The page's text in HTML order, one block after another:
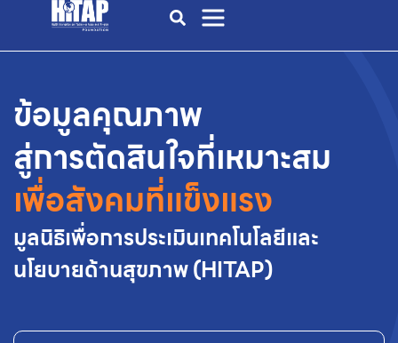
ข้อมูลคุณภาพ
สู่การตัดสินใจที่เหมาะสม
เพื่อสังคมที่แข็งแรง
มูลนิธิเพื่อการประเมินเทคโนโลยีและ
นโยบายด้านสุขภาพ (HITAP)